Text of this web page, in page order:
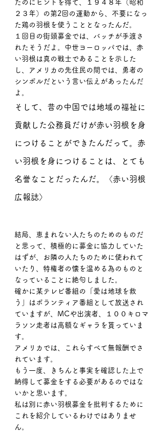
たのにヒントを得て、１９４８年（昭和
２３年）の第2回の運動から、不要になっ
た鶏の羽根を使うこととなったんだ。
１回目の街頭募金では、バッチが手渡さ
れたそうだよ。中世ヨーロッパでは、赤
い羽根は真の戦士であることを示した
し、アメリカの先住民の間では、勇者の
シンボルだという言い伝えがあったんだ
よ。
そして、昔の中国では地域の福祉に
貢献した公務員だけが赤い羽根を身
につけることができたんだって。赤
い羽根を身につけることは、とても
名誉なことだったんだ。〈赤い羽根
広報誌〉
結局、恵まれない人たちのためのものだ
と思って、積極的に募金に協力していた
はずが、お隣の人たちのために使われて
いたり、特権者の懐を温める為のものと
なっていることに絶句しました。
確かに某テレビ番組の「愛は地球を救
う」はボランティア番組として放送され
ていますが、MCや出演者、１００キロマ
ラソン走者は高額なギャラを貰っていま
す。
アメリカでは、これらすべて無報酬でさ
れています。
もう一度、きちんと事実を確認した上で
納得して募金をする必要があるのではな
いかと思います。
私は別に赤い羽根募金を批判するために
これを紹介しているわけではありませ
ん。